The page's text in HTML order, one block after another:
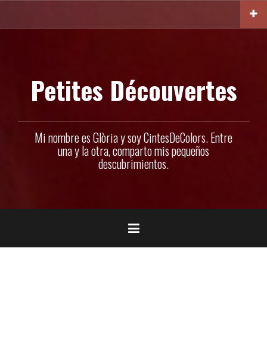
Petites Découvertes
Mi nombre es Glòria y soy CintesDeColors. Entre
una y la otra, comparto mis pequeños
descubrimientos.